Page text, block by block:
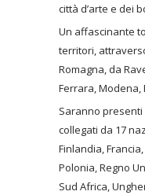
città d’arte e dei
Un affascinante
territori,
Romagna, da
Ferrara, Modena,
Saranno
collegati da 17
Finlandia,
Polonia, Regno
Sud Africa,